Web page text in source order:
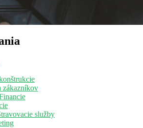
zákazníkov
služby